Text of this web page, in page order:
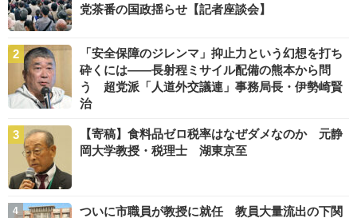
党茶番の国政揺らせ【記者座談会】
「安全保障のジレンマ」抑止力という幻想を打ち
砕くには――長射程ミサイル配備の熊本から問
う 超党派「人道外交議連」事務局長・伊勢崎賢
治
【寄稿】食料品ゼロ税率はなぜダメなのか 元静
岡大学教授・税理士 湖東京至
ついに市職員が教授に就任 教員大量流出の下関